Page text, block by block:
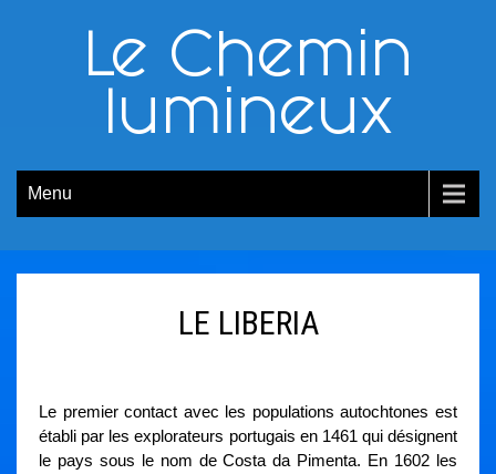
Le Chemin
lumineux
Menu
LE LIBERIA
Le premier contact avec les populations autochtones est
établi par les explorateurs portugais en 1461 qui désignent
le pays sous le nom de Costa da Pimenta. En 1602 les